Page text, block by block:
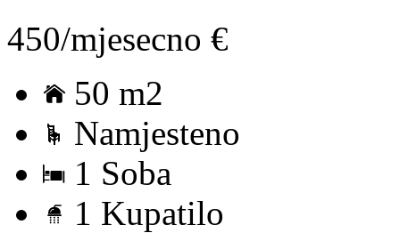
450/mjesecno €
50 m2
Namjesteno
1 Soba
1 Kupatilo